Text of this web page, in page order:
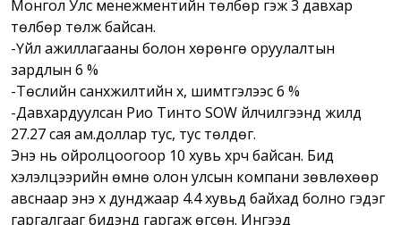
Монгол Улс менежментийн төлбөр гэж 3 давхар
төлбөр төлж байсан.
-Үйл ажиллагааны болон хөрөнгө оруулалтын
зардлын 6 %
-Төслийн санхүүжилтийн хүү, шимтгэлээс 6 %
-Давхардуулсан Рио Тинто SOW үйлчилгээнд жилд
27.27 сая ам.доллар тус, тус төлдөг.
Энэ нь ойролцоогоор 10 хувь хүрч байсан. Бид
хэлэлцээрийн өмнө олон улсын компани зөвлөхөөр
авснаар энэ хүү дунджаар 4.4 хувьд байхад болно гэдэг
гаргалгааг бидэнд гаргаж өгсөн. Ингээд